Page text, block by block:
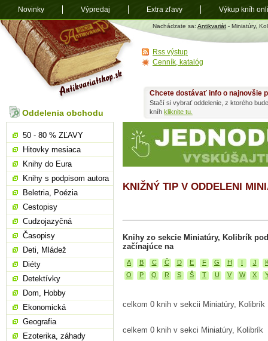
Antikvariát
shop.sk
Nachádzate sa: Antikvariát - Miniatúry,
KNIŽNÝ TIP V ODDELENI
Knihy zo sekcie Miniatúry, Kolibrík
začínajúce na
A B C Č D E F G H I J
O
P Q R S Š T U V W X
celkom 0 knih v sekcii Miniatúry, Kolibrík
celkem 0 knih v sekci Miniatúry, Kolibrík
Chcete dostávať info o najnovšie
Stačí si vybrať oddelenie, z ktorého
kníh kliknite tu.
Oddelenia obchodu
50 - 80 % ZĽAVY
Hitovky mesiaca
Knihy do Eura
Knihy s podpisom autora
Beletria, Poézia
Cestopisy
Cudzojazyčná
Časopisy
Deti, Mládež
Diéty
Detektívky
Dom, Hobby
Ekonomická
Geografia
Ezoterika, záhady
Rss výstup
Cenník, katalóg
Novinky Výpredaj Extra zľavy Výkup kníh